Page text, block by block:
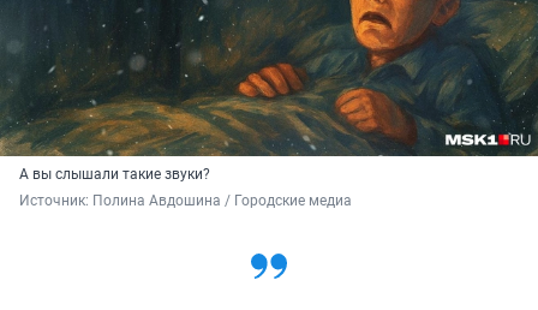
А вы слышали такие звуки?
Источник: Полина Авдошина / Городские медиа